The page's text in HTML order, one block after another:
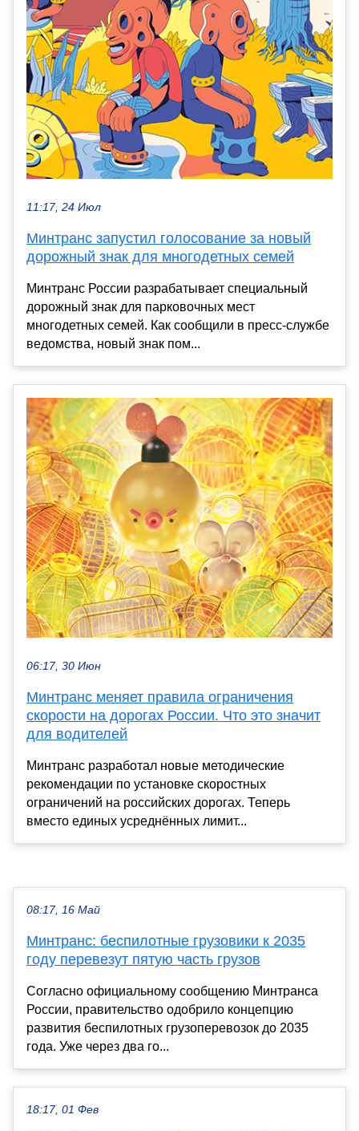
11:17, 24 Июл
Минтранс запустил голосование за новый
дорожный знак для многодетных семей
Минтранс России разрабатывает специальный
дорожный знак для парковочных мест
многодетных семей. Как сообщили в пресс‑службе
ведомства, новый знак пом...
06:17, 30 Июн
Минтранс меняет правила ограничения
скорости на дорогах России. Что это значит
для водителей
Минтранс разработал новые методические
рекомендации по установке скоростных
ограничений на российских дорогах. Теперь
вместо единых усреднённых лимит...
08:17, 16 Май
Минтранс: беспилотные грузовики к 2035
году перевезут пятую часть грузов
Согласно официальному сообщению Минтранса
России, правительство одобрило концепцию
развития беспилотных грузоперевозок до 2035
года. Уже через два го...
18:17, 01 Фев